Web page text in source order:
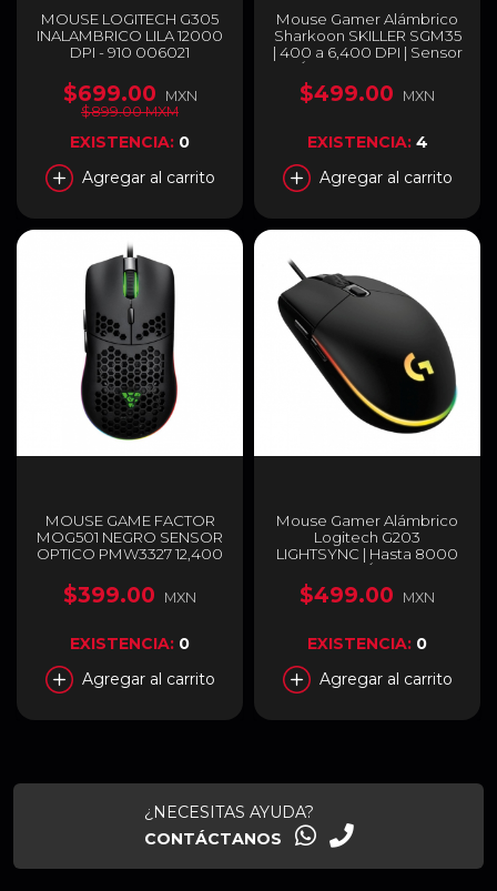
MOUSE LOGITECH G305
INALAMBRICO LILA 12000
DPI - 910 006021
$699.00
MXN
$899.00 MXM
EXISTENCIA: 0
Agregar al carrito
Mouse Gamer Alámbrico
Sharkoon SKILLER SGM35
| 400 a 6,400 DPI | Sensor
Óptico ATG4090 | 6
Botones | Conexión USB-
A | RGB | Blanco | M-
$499.00 MXN
EXISTENCIA: 4
Agregar al carrito
MOUSE GAME FACTOR
MOG501 NEGRO SENSOR
OPTICO PMW3327 12,400
$399.00 MXN
EXISTENCIA: 0
Agregar al carrito
Mouse Gamer Alámbrico
Logitech G203
LIGHTSYNC | Hasta 8000
DPI | Sensor Óptico | 85 g |
6 Botones Programables |
Cable 2.1 m | RGB
005793
$499.00 MXN
EXISTENCIA: 0
Agregar al carrito
¿NECESITAS AYUDA?
CONTÁCTANOS